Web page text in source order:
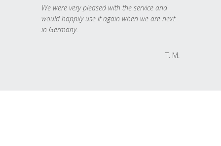
We were very pleased with the service and
would happily use it again when we are next
in Germany.
T. M.